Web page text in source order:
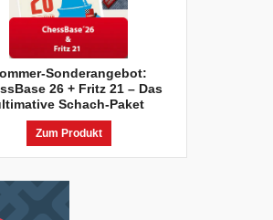
Sonderangebot:
26 + Fritz 21 – Das
Schach-Paket
Zum Produkt